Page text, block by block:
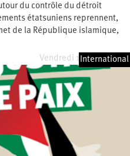
du contrôle du détroit
étatsuniens reprennent,
de la République islamique,
Vendredi 17 juillet 2026
International